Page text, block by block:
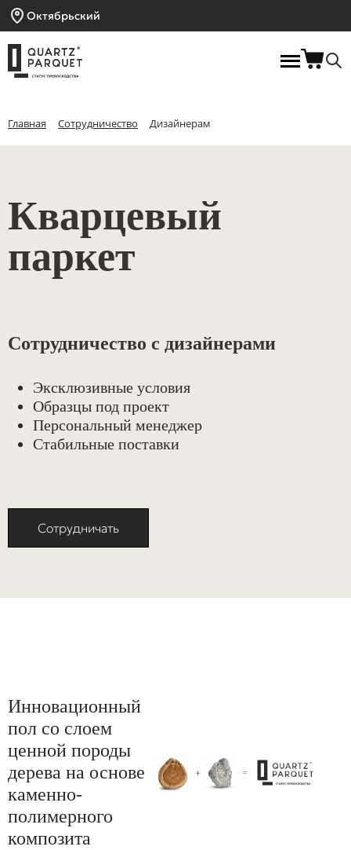
Октябрьский
Главная Сотрудничество Дизайнерам
Кварцевый
паркет
Сотрудничество с дизайнерами
Эксклюзивные условия
Образцы под проект
Персональный менеджер
Стабильные поставки
Сотрудничать
Инновационный
пол со слоем
ценной породы
дерева на основе
каменно-
полимерного
композита